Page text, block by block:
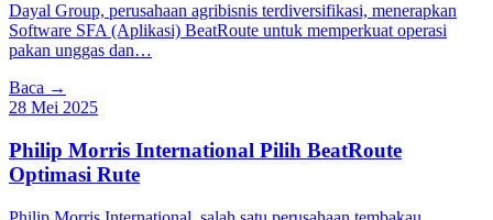
Dayal Group, perusahaan agribisnis terdiversifikasi, menerapkan
Software SFA (Aplikasi) BeatRoute untuk memperkuat operasi
pakan unggas dan…
Baca →
28 Mei 2025
Philip Morris International Pilih BeatRoute
Optimasi Rute